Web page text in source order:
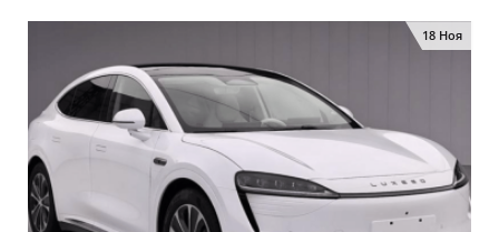
18 Ноя